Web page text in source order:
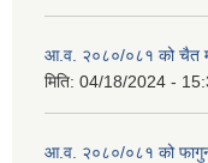
आ.व. २०८०/०८१ को चैत
मिति: 04/18/2024 -
आ.व. २०८०/०८१ को फागुन